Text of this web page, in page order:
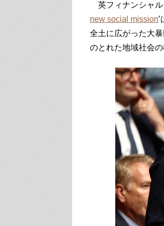
英フィナンシャル
new social mission
全土に広がった大
のとれた地域社会